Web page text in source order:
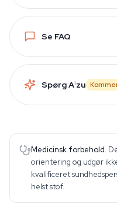
Se FAQ
Spørg Aizu
Medicinsk forbehold.
orientering og udgør
kvalificeret
helst stof.